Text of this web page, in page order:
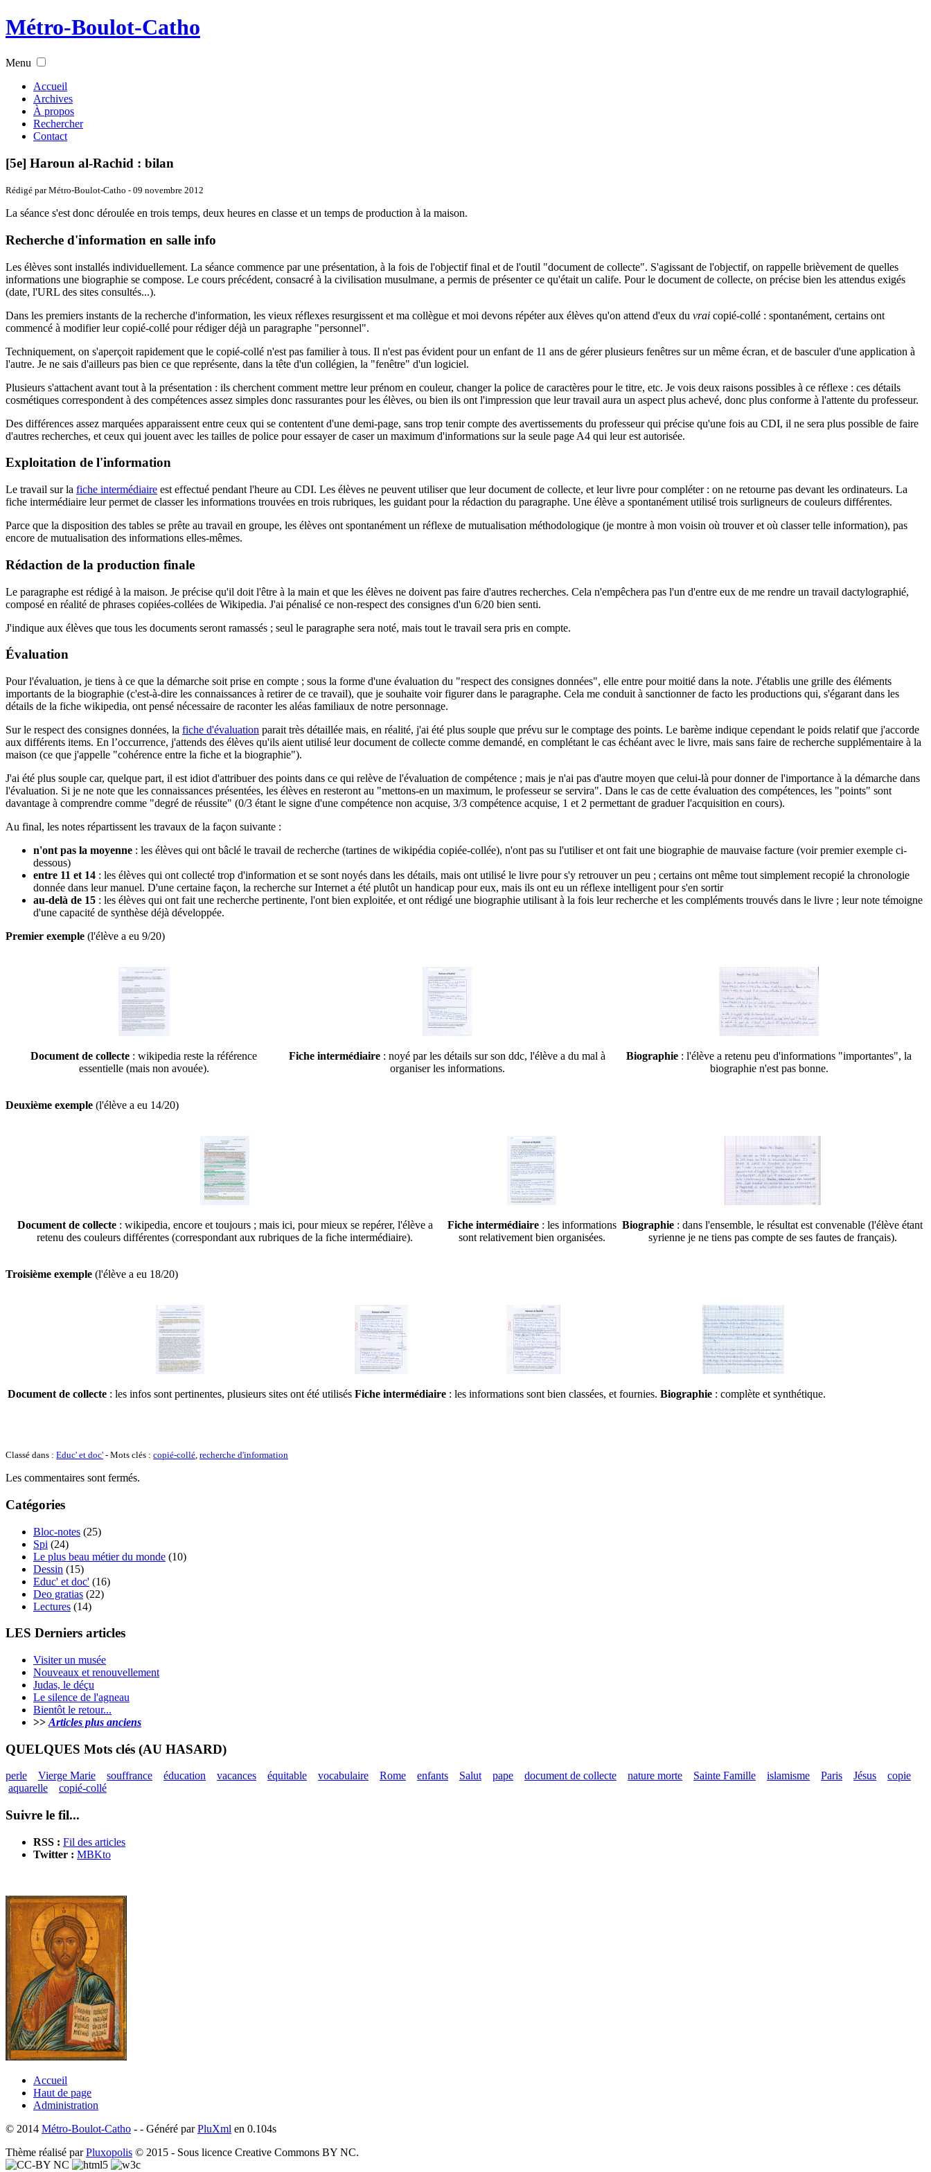
Métro-Boulot-Catho
Menu
Accueil
Archives
À propos
Rechercher
Contact
[5e] Haroun al-Rachid : bilan
Rédigé par Métro-Boulot-Catho - 09 novembre 2012
La séance s'est donc déroulée en trois temps, deux heures en classe et un temps de production à la maison.
Recherche d'information en salle info
Les élèves sont installés individuellement. La séance commence par une présentation, à la fois de l'objectif final et de l'outil "document de collecte". S'agissant de l'objectif, on rappelle brièvement de quelles
informations une biographie se compose. Le cours précédent, consacré à la civilisation musulmane, a permis de présenter ce qu'était un calife. Pour le document de collecte, on précise bien les attendus exigés
(date, l'URL des sites consultés...).
Dans les premiers instants de la recherche d'information, les vieux réflexes resurgissent et ma collègue et moi devons répéter aux élèves qu'on attend d'eux du vrai copié-collé : spontanément, certains ont
commencé à modifier leur copié-collé pour rédiger déjà un paragraphe "personnel".
Techniquement, on s'aperçoit rapidement que le copié-collé n'est pas familier à tous. Il n'est pas évident pour un enfant de 11 ans de gérer plusieurs fenêtres sur un même écran, et de basculer d'une application à
l'autre. Je ne sais d'ailleurs pas bien ce que représente, dans la tête d'un collégien, la "fenêtre" d'un logiciel.
Plusieurs s'attachent avant tout à la présentation : ils cherchent comment mettre leur prénom en couleur, changer la police de caractères pour le titre, etc. Je vois deux raisons possibles à ce réflexe : ces détails
cosmétiques correspondent à des compétences assez simples donc rassurantes pour les élèves, ou bien ils ont l'impression que leur travail aura un aspect plus achevé, donc plus conforme à l'attente du professeur.
Des différences assez marquées apparaissent entre ceux qui se contentent d'une demi-page, sans trop tenir compte des avertissements du professeur qui précise qu'une fois au CDI, il ne sera plus possible de faire
d'autres recherches, et ceux qui jouent avec les tailles de police pour essayer de caser un maximum d'informations sur la seule page A4 qui leur est autorisée.
Exploitation de l'information
Le travail sur la fiche intermédiaire est effectué pendant l'heure au CDI. Les élèves ne peuvent utiliser que leur document de collecte, et leur livre pour compléter : on ne retourne pas devant les ordinateurs. La
fiche intermédiaire leur permet de classer les informations trouvées en trois rubriques, les guidant pour la rédaction du paragraphe. Une élève a spontanément utilisé trois surligneurs de couleurs différentes.
Parce que la disposition des tables se prête au travail en groupe, les élèves ont spontanément un réflexe de mutualisation méthodologique (je montre à mon voisin où trouver et où classer telle information), pas
encore de mutualisation des informations elles-mêmes.
Rédaction de la production finale
Le paragraphe est rédigé à la maison. Je précise qu'il doit l'être à la main et que les élèves ne doivent pas faire d'autres recherches. Cela n'empêchera pas l'un d'entre eux de me rendre un travail dactylographié,
composé en réalité de phrases copiées-collées de Wikipedia. J'ai pénalisé ce non-respect des consignes d'un 6/20 bien senti.
J'indique aux élèves que tous les documents seront ramassés ; seul le paragraphe sera noté, mais tout le travail sera pris en compte.
Évaluation
Pour l'évaluation, je tiens à ce que la démarche soit prise en compte ; sous la forme d'une évaluation du "respect des consignes données", elle entre pour moitié dans la note. J'établis une grille des éléments
importants de la biographie (c'est-à-dire les connaissances à retirer de ce travail), que je souhaite voir figurer dans le paragraphe. Cela me conduit à sanctionner de facto les productions qui, s'égarant dans les
détails de la fiche wikipedia, ont pensé nécessaire de raconter les aléas familiaux de notre personnage.
Sur le respect des consignes données, la fiche d'évaluation parait très détaillée mais, en réalité, j'ai été plus souple que prévu sur le comptage des points. Le barème indique cependant le poids relatif que j'accorde
aux différents items. En l’occurrence, j'attends des élèves qu'ils aient utilisé leur document de collecte comme demandé, en complétant le cas échéant avec le livre, mais sans faire de recherche supplémentaire à la
maison (ce que j'appelle "cohérence entre la fiche et la biographie").
J'ai été plus souple car, quelque part, il est idiot d'attribuer des points dans ce qui relève de l'évaluation de compétence ; mais je n'ai pas d'autre moyen que celui-là pour donner de l'importance à la démarche dans
l'évaluation. Si je ne note que les connaissances présentées, les élèves en resteront au "mettons-en un maximum, le professeur se servira". Dans le cas de cette évaluation des compétences, les "points" sont
davantage à comprendre comme "degré de réussite" (0/3 étant le signe d'une compétence non acquise, 3/3 compétence acquise, 1 et 2 permettant de graduer l'acquisition en cours).
Au final, les notes répartissent les travaux de la façon suivante :
n'ont pas la moyenne : les élèves qui ont bâclé le travail de recherche (tartines de wikipédia copiée-collée), n'ont pas su l'utiliser et ont fait une biographie de mauvaise facture (voir premier exemple ci-
dessous)
entre 11 et 14 : les élèves qui ont collecté trop d'information et se sont noyés dans les détails, mais ont utilisé le livre pour s'y retrouver un peu ; certains ont même tout simplement recopié la chronologie
donnée dans leur manuel. D'une certaine façon, la recherche sur Internet a été plutôt un handicap pour eux, mais ils ont eu un réflexe intelligent pour s'en sortir
au-delà de 15 : les élèves qui ont fait une recherche pertinente, l'ont bien exploitée, et ont rédigé une biographie utilisant à la fois leur recherche et les compléments trouvés dans le livre ; leur note témoigne
d'une capacité de synthèse déjà développée.
Premier exemple (l'élève a eu 9/20)
Document de collecte : wikipedia reste la référence
essentielle (mais non avouée).
Fiche intermédiaire : noyé par les détails sur son ddc, l'élève a du mal à
organiser les informations.
Biographie : l'élève a retenu peu d'informations "importantes", la
biographie n'est pas bonne.
Deuxième exemple (l'élève a eu 14/20)
Document de collecte: wikipedia, encore et toujours ; mais ici, pour mieux se repérer, l'élève a
retenu des couleurs différentes (correspondant aux rubriques de la fiche intermédiaire).
Fiche intermédiaire: les informations
sont relativement bien organisées.
Biographie : dans l'ensemble, le résultat est convenable (l'élève étant
syrienne je ne tiens pas compte de ses fautes de français).
Troisième exemple (l'élève a eu 18/20)
Document de collecte : les infos sont pertinentes, plusieurs sites ont été utilisés Fiche intermédiaire : les informations sont bien classées, et fournies. Biographie : complète et synthétique.
Classé dans : Educ' et doc' - Mots clés : copié-collé, recherche d'information
Les commentaires sont fermés.
Catégories
Bloc-notes (25)
Spi (24)
Le plus beau métier du monde (10)
Dessin (15)
Educ' et doc' (16)
Deo gratias (22)
Lectures (14)
LES Derniers articles
Visiter un musée
Nouveaux et renouvellement
Judas, le déçu
Le silence de l'agneau
Bientôt le retour...
>> Articles plus anciens
QUELQUES Mots clés (AU HASARD)
perle Vierge Marie souffrance éducation vacances équitable vocabulaire Rome enfants Salut pape document de collecte nature morte Sainte Famille islamisme Paris Jésus
copie
aquarelle
copié-collé
Suivre le fil...
RSS : Fil des articles
Twitter : MBKto
Accueil
Haut de page
Administration
© 2014 Métro-Boulot-Catho - - Généré parPluXml en 0.104s
Thème réalisé parPluxopolis © 2015 - Sous licence Creative Commons BY NC.